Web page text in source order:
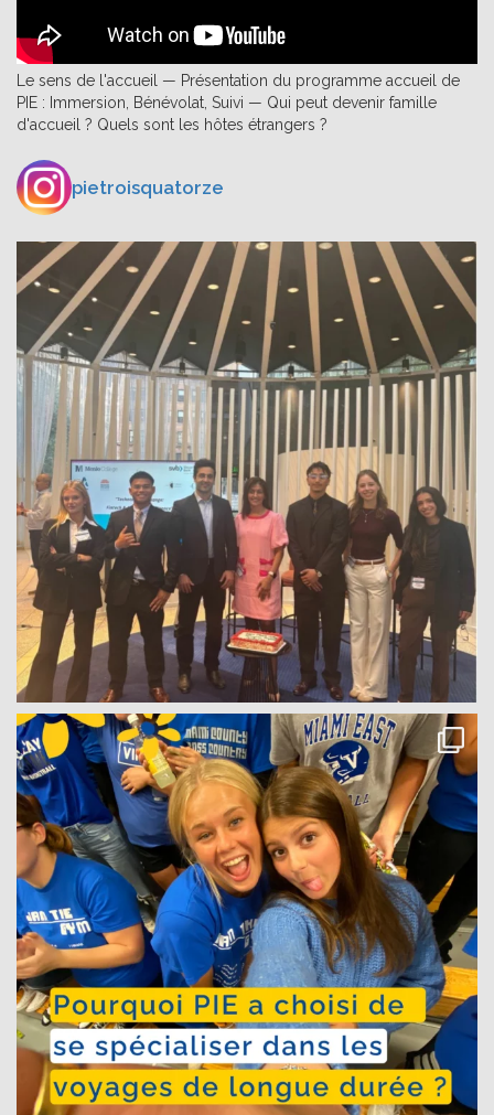
Le sens de l'accueil — Présentation du programme accueil de
PIE : Immersion, Bénévolat, Suivi — Qui peut devenir famille
d'accueil ? Quels sont les hôtes étrangers ?
pietroisquatorze